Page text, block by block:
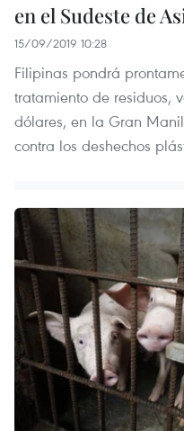
en el Sudeste de
15/09/2019 10:28
Filipinas pondrá
tratamiento de residuos,
dólares, en la Gran
contra los deshechos